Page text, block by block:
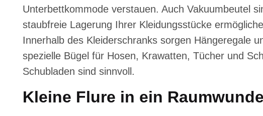
Unterbettkommode verstauen. Auch Vakuumbeutel
staubfreie Lagerung Ihrer Kleidungsstücke
Innerhalb des Kleiderschranks sorgen Hängeregale
spezielle Bügel für Hosen, Krawatten, Tücher und
Schubladen sind sinnvoll.
Kleine Flure in ein